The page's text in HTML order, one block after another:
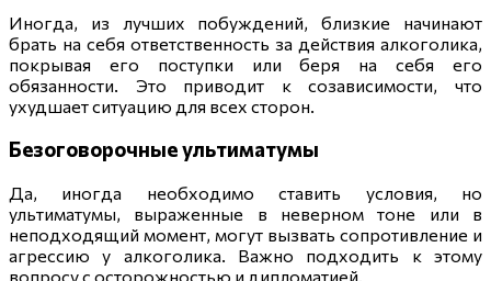
Иногда, из лучших побуждений, близкие начинают
брать на себя ответственность за действия алкоголика,
покрывая его поступки или беря на себя его
обязанности. Это приводит к созависимости, что
ухудшает ситуацию для всех сторон.
Безоговорочные ультиматумы
Да, иногда необходимо ставить условия, но
ультиматумы, выраженные в неверном тоне или в
неподходящий момент, могут вызвать сопротивление и
агрессию у алкоголика. Важно подходить к этому
вопросу с осторожностью и дипломатией.